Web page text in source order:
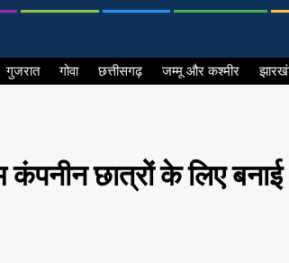
गुजरात गोवा छत्तीसगढ़ जम्मू और कश्मीर
छात्रों के लिए बनाई